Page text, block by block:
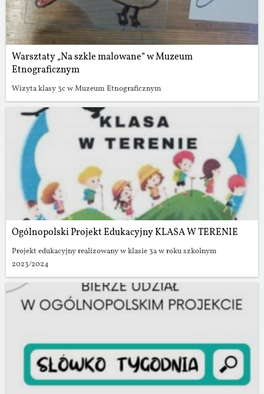
Warsztaty „Na szkle malowane” w Muzeum
Etnograficznym
Wizyta klasy 3c w Muzeum Etnograficznym
Ogólnopolski Projekt Edukacyjny KLASA W TERENIE
Projekt edukacyjny realizowany w klasie 3a w roku szkolnym
2023/2024